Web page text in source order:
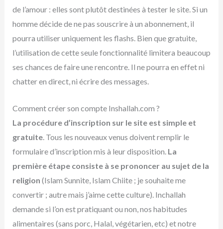
de l’amour : elles sont plutôt destinées à tester le site. Si un
homme décide de ne pas souscrire à un abonnement, il
pourra utiliser uniquement les flashs. Bien que gratuite,
l’utilisation de cette seule fonctionnalité limitera beaucoup
ses chances de faire une rencontre. Il ne pourra en effet ni
chatter en direct, ni écrire des messages.
Comment créer son compte Inshallah.com ?
La procédure d’inscription sur le site est simple et
gratuite. Tous les nouveaux venus doivent remplir le
formulaire d’inscription mis à leur disposition.La
première étape consiste à se prononcer au sujet de la
religion (Islam Sunnite, Islam Chiite ; je souhaite me
convertir ; autre mais j’aime cette culture). Inchallah
demande si l’on est pratiquant ou non, nos habitudes
alimentaires (sans porc, Halal, végétarien, etc) et notre